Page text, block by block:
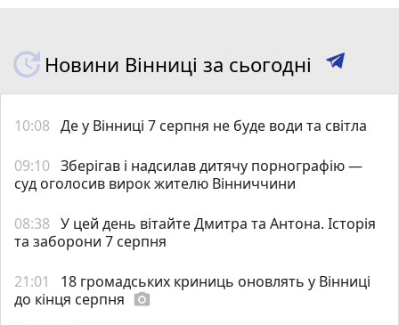
Новини Вінниці за сьогодні
10:08 Де у Вінниці 7 серпня не буде води та світла
09:10 Зберігав і надсилав дитячу порнографію —
суд оголосив вирок жителю Вінниччини
08:38 У цей день вітайте Дмитра та Антона. Історія
та заборони 7 серпня
21:01
18 громадських криниць оновлять у Вінниці
до кінця серпня photo_camera